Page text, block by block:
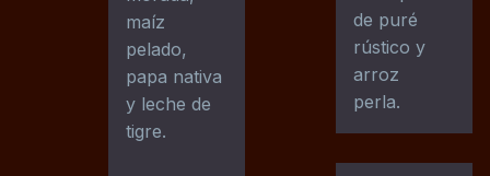
maíz
pelado,
papa nativa
y leche de
tigre.
de puré
rústico y
arroz
perla.